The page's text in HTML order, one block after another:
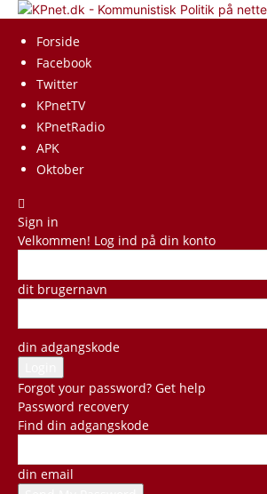
Forside
Facebook
Twitter
KPnetTV
KPnetRadio
APK
Oktober
Sign in
Velkommen! Log ind på din konto
dit brugernavn
din adgangskode
Forgot your password? Get help
Password recovery
Find din adgangskode
din email